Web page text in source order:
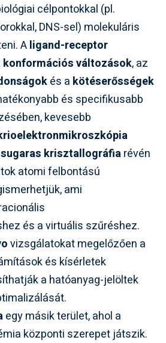
célpontokkal (pl.
DNS-sel) molekuláris
Aligand-receptor
konformációs változások, az
és a kötéserősségek
és specifikusabb
kevesebb
krisztallográfiarévén
atomi felbontású
ami
és a virtuális szűréshez.
vizsgálatokat megelőzően a
és kísérletek
a hatóanyag-jelöltek
egy másik terület, ahol a
központi szerepet játszik.